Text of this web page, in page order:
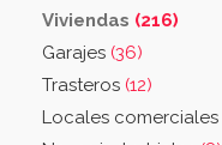
Viviendas (216)
Garajes (36)
Trasteros (12)
Locales comerciales